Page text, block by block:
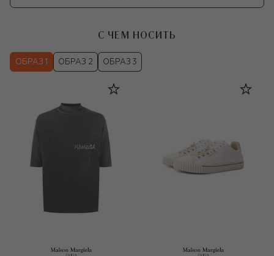
С ЧЕМ НОСИТЬ
ОБРАЗ 1 ОБРАЗ 2 ОБРАЗ 3